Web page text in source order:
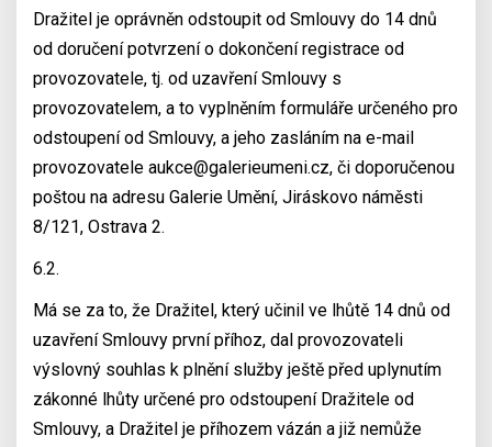
Dražitel je oprávněn odstoupit od Smlouvy do 14 dnů
od doručení potvrzení o dokončení registrace od
provozovatele, tj. od uzavření Smlouvy s
provozovatelem, a to vyplněním formuláře určeného pro
odstoupení od Smlouvy, a jeho zasláním na e-mail
provozovatele aukce@galerieumeni.cz, či doporučenou
poštou na adresu Galerie Umění, Jiráskovo náměsti
8/121, Ostrava 2.
6.2.
Má se za to, že Dražitel, který učinil ve lhůtě 14 dnů od
uzavření Smlouvy první příhoz, dal provozovateli
výslovný souhlas k plnění služby ještě před uplynutím
zákonné lhůty určené pro odstoupení Dražitele od
Smlouvy, a Dražitel je příhozem vázán a již nemůže